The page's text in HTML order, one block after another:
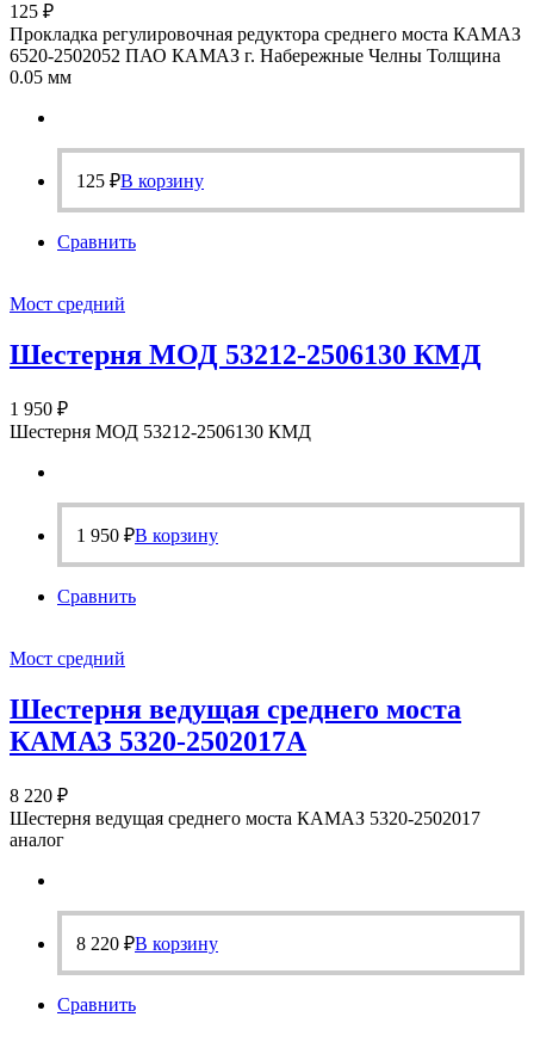
125 ₽
Прокладка регулировочная редуктора среднего моста КАМАЗ
6520-2502052 ПАО КАМАЗ г. Набережные Челны Толщина
0.05 мм
125 ₽В корзину
Сравнить
Мост средний
Шестерня МОД 53212-2506130 КМД
1 950 ₽
Шестерня МОД 53212-2506130 КМД
1 950 ₽В корзину
Сравнить
Мост средний
Шестерня ведущая среднего моста
КАМАЗ 5320-2502017А
8 220 ₽
Шестерня ведущая среднего моста КАМАЗ 5320-2502017
аналог
8 220 ₽В корзину
Сравнить